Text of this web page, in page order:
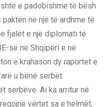
e padobishme të bësh
në një të ardhme të
fjalët e një diplomati të
së në Shqipëri e në
e krahason dy raportet e
u bënë serbët
serbëve. Ai ka arritur në
vërtet sa e helmët,